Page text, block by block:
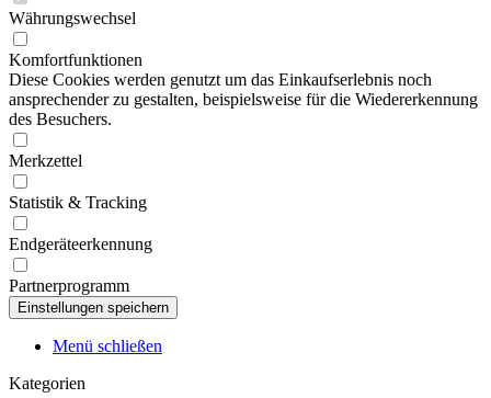
Währungswechsel
Komfortfunktionen
Diese Cookies werden genutzt um das Einkaufserlebnis noch
ansprechender zu gestalten, beispielsweise für die Wiedererkennung
des Besuchers.
Merkzettel
Statistik & Tracking
Endgeräteerkennung
Partnerprogramm
Menü schließen
Kategorien